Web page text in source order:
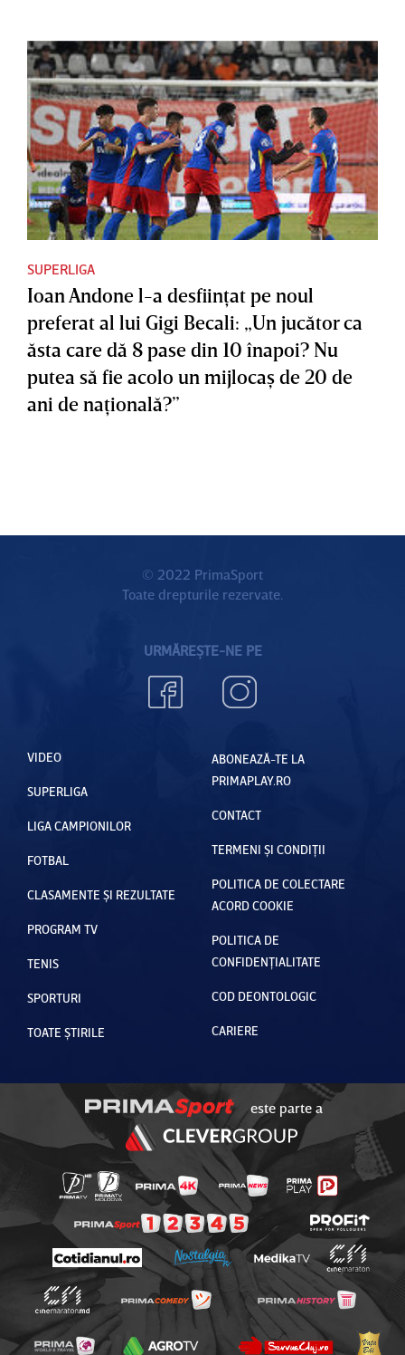
SUPERLIGA
Ioan Andone l-a desfiinţat pe noul
preferat al lui Gigi Becali: „Un jucător ca
ăsta care dă 8 pase din 10 înapoi? Nu
putea să fie acolo un mijlocaş de 20 de
ani de naţională?”
© 2022 PrimaSport
Toate drepturile rezervate.
URMĂREȘTE-NE PE
VIDEO
SUPERLIGA
LIGA CAMPIONILOR
FOTBAL
CLASAMENTE ȘI REZULTATE
PROGRAM TV
TENIS
SPORTURI
TOATE ȘTIRILE
ABONEAZĂ-TE LA
PRIMAPLAY.RO
CONTACT
TERMENI ȘI CONDIȚII
POLITICA DE COLECTARE
ACORD COOKIE
POLITICA DE
CONFIDENȚIALITATE
COD DEONTOLOGIC
CARIERE
este parte a